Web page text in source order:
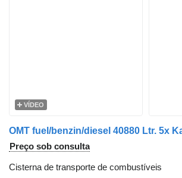
VÍDEO
OMT fuel/benzin/diesel 40880 Ltr. 5x
Preço sob consulta
Cisterna de transporte de combustíveis